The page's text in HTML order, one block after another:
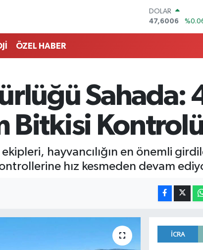
DOLAR
47,6006
BİST100
13.768
%48
64.602,05
ÖZEL HABER
Sahada:
Bitkisi
hayvancılığın en önemli
hız kesmeden devam